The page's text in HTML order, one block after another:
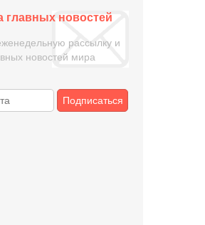
главных новостей
рассылку и
новостей мира
Подписаться